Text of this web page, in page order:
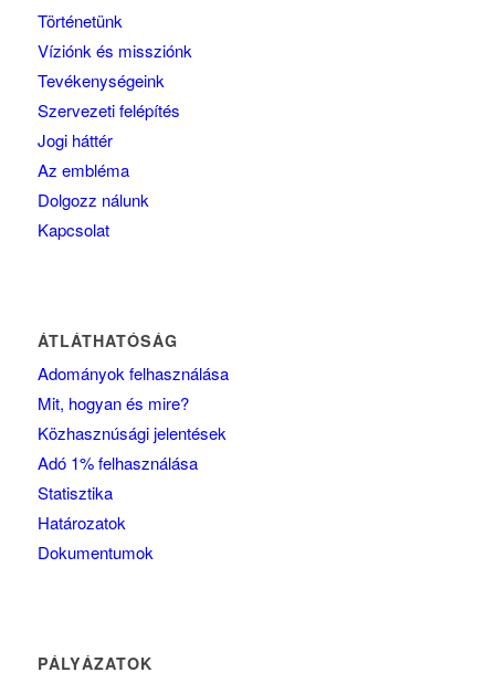
Történetünk
Víziónk és missziónk
Tevékenységeink
Szervezeti felépítés
Jogi háttér
Az embléma
Dolgozz nálunk
Kapcsolat
ÁTLÁTHATÓSÁG
Adományok felhasználása
Mit, hogyan és mire?
Közhasznúsági jelentések
Adó 1% felhasználása
Statisztika
Határozatok
Dokumentumok
PÁLYÁZATOK